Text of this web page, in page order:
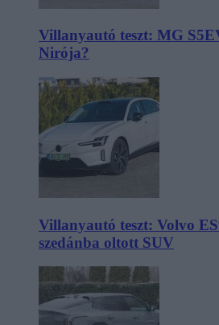
Villanyautó teszt: MG
Nirója?
Villanyautó teszt: Volvo
szedánba oltott SUV